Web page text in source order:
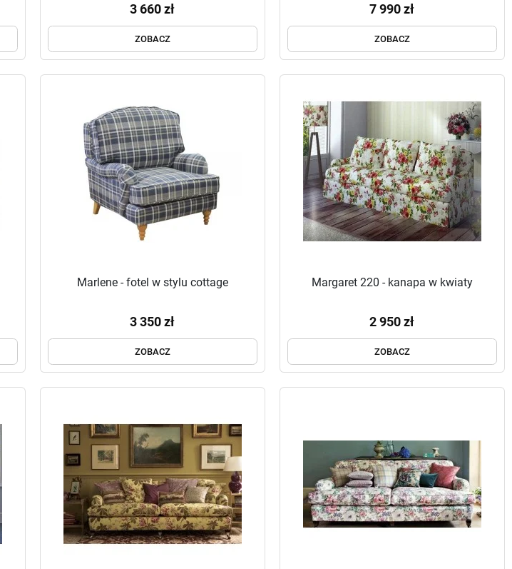
3 660 zł
ZOBACZ
7 990 zł
ZOBACZ
Marlene - fotel w stylu cottage
3 350 zł
ZOBACZ
Margaret 220 - kanapa w kwiaty
2 950 zł
ZOBACZ